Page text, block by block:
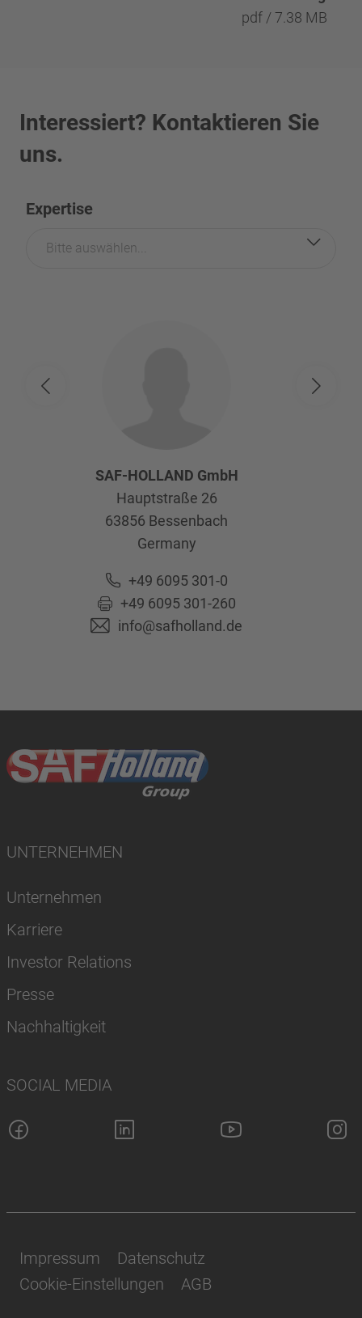
pdf / 7.38 MB
Interessiert? Kontaktieren Sie
uns.
Expertise
Bitte auswählen...
SAF-HOLLAND GmbH
Hauptstraße 26
63856 Bessenbach
Germany
+49 6095 301-0
+49 6095 301-260
info@safholland.de
UNTERNEHMEN
Unternehmen
Karriere
Investor Relations
Presse
Nachhaltigkeit
SOCIAL MEDIA
Impressum
Datenschutz
Cookie-Einstellungen
AGB